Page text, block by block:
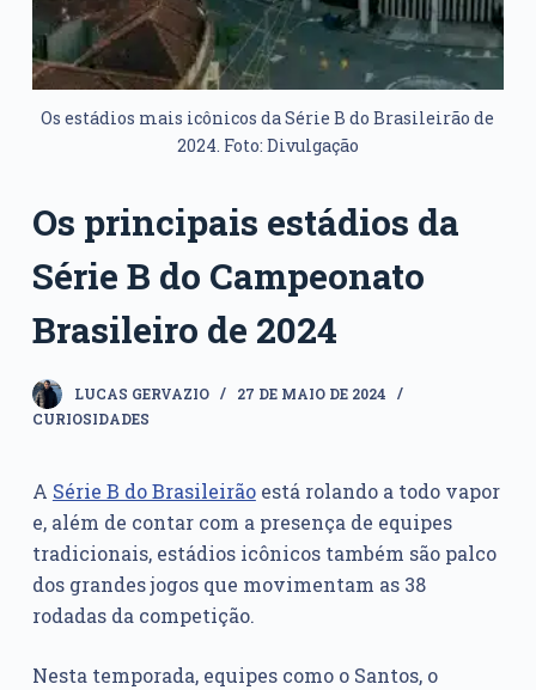
Os estádios mais icônicos da Série B do Brasileirão de
2024. Foto: Divulgação
Os principais estádios da
Série B do Campeonato
Brasileiro de 2024
LUCAS GERVAZIO
27 DE MAIO DE 2024
CURIOSIDADES
A Série B do Brasileirãoestá rolando a todo vapor
e, além de contar com a presença de equipes
tradicionais, estádios icônicos também são palco
dos grandes jogos que movimentam as 38
rodadas da competição.
Nesta temporada, equipes como o Santos, o